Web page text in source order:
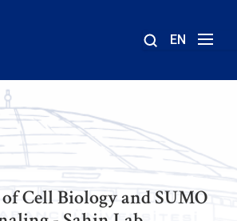
EN
Cell Biology and SUMO